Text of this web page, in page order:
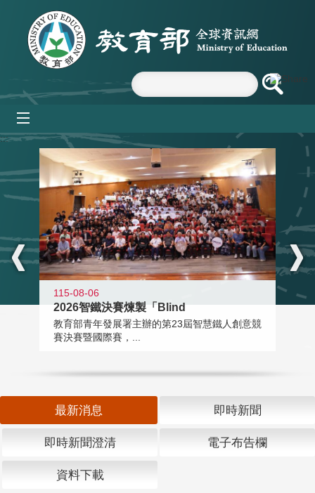
跳到主要內容區塊
:::
115-08-06
2026智鐵決賽煉製「Blind
教育部青年發展署主辦的第23屆智慧鐵人創意競
賽決賽暨國際賽，...
最新消息 即時新聞
即時新聞澄清 電子布告欄
資料下載